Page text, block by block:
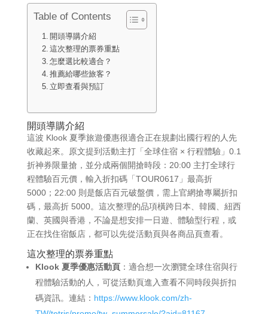
Table of Contents
開頭導購介紹
這次整理的票券重點
怎麼選比較適合？
推薦給哪些旅客？
立即查看與預訂
開頭導購介紹
這波 Klook 夏季旅遊優惠很適合正在規劃出國行程的人先
收藏起來。原文提到活動主打「全球住宿 × 行程體驗」0.1
折神券限量搶，並分成兩個開搶時段：20:00 主打全球行
程體驗百元價，輸入折扣碼「TOUR0617」最高折
5000；22:00 則是飯店百元破盤價，需上官網搶專屬折扣
碼，最高折 5000。這次整理的品項橫跨日本、韓國、紐西
蘭、英國與香港，不論是想安排一日遊、體驗型行程，或
正在找住宿飯店，都可以先從活動頁與各商品頁查看。
這次整理的票券重點
Klook 夏季優惠活動頁：適合想一次瀏覽全球住宿與行
程體驗活動的人，可從活動頁進入查看不同時段與折扣
碼資訊。連結： https://www.klook.com/zh-